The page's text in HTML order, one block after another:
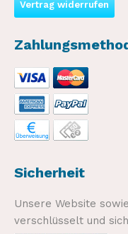
Vertrag widerrufen
Sicherheit
Unsere Website
verschlüsselt und